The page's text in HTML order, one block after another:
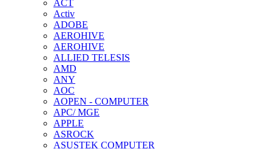
ACT
Activ
ADOBE
AEROHIVE
AEROHIVE
ALLIED TELESIS
AMD
ANY
AOC
AOPEN - COMPUTER
APC/ MGE
APPLE
ASROCK
ASUSTEK COMPUTER